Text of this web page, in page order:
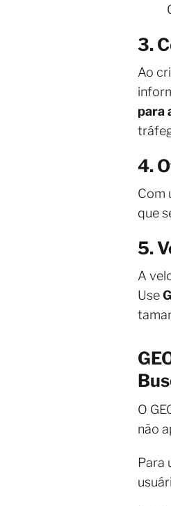
3.
Ao
para
4.
Com
que
5.
A
Use
O
não
Para